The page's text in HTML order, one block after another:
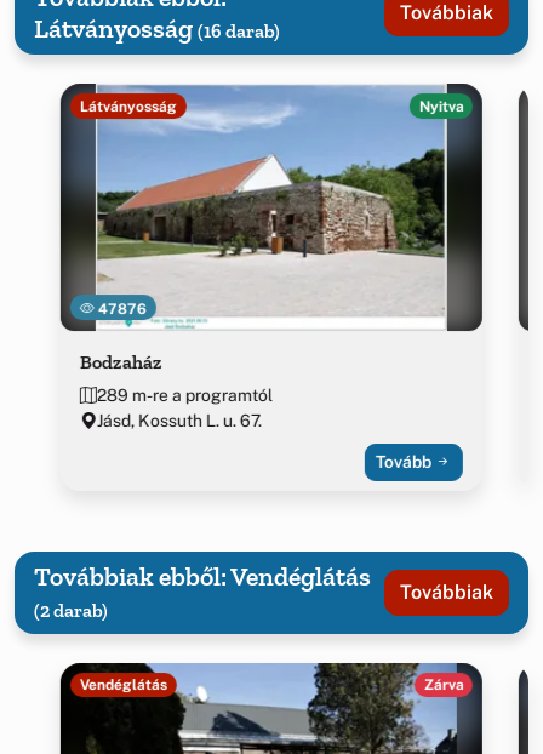
Látványosság (16 darab)
Továbbiak
47876
Látványosság Nyitva
Bodzaház
289 m-re a programtól
Jásd, Kossuth L. u. 67.
Tovább
Továbbiak ebből: Vendéglátás
(2 darab)
Továbbiak
Vendéglátás Zárva